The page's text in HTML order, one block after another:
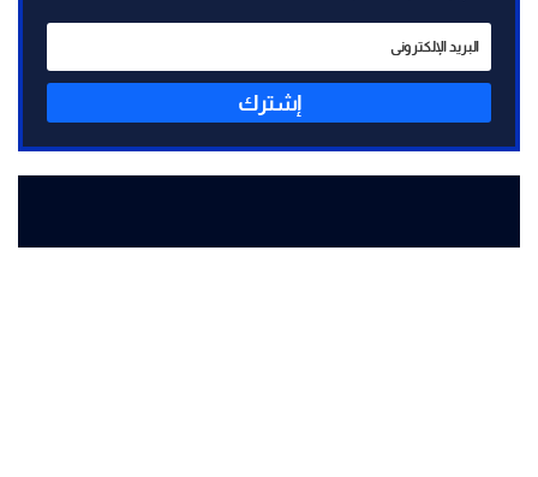
إشترك